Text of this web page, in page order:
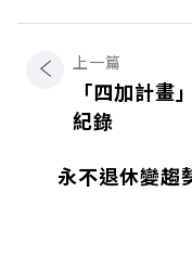
上一篇
「四加計畫
紀錄
永不退休變趨